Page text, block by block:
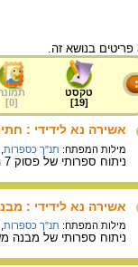
טקסט
[
19
]
[
0
]
אשירה נא לידידי :
מילות המפתח: תנ"ך כספרות
ניתוח ספרותי של פסוק 7 החותם את משל הכרם בישעיהו פרק ה.
אשירה נא לידידי :
מילות המפתח: תנ"ך כספרות
ניתוח ספרותי של מבנה משל הכרם בישעיהו 1-7, ודנה